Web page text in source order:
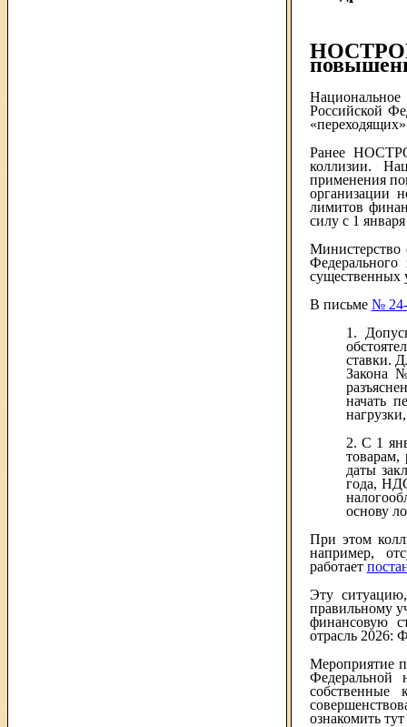
НОСТРОЙ
Российской
Ранее
коллизии.
применения
организации
лимитов
силу с 1
Министерство
существенных
В письме № 24-
1.
ставки.
Закона
начать
2. С 1
товарам,
даты
года,
основу
При этом
например,
работает
Эту
правильному
финансовую
отрасль 2026:
Мероприятие
Федеральной
ознакомить тут